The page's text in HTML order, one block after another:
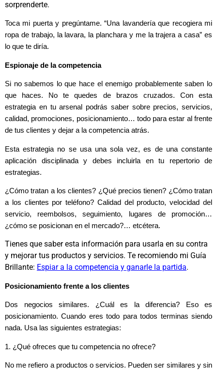
sorprenderte.
Toca mi puerta y pregúntame. “Una lavandería que recogiera mi
ropa de trabajo, la lavara, la planchara y me la trajera a casa” es
lo que te diría.
Espionaje de la competencia
Si no sabemos lo que hace el enemigo probablemente saben lo
que haces. No te quedes de brazos cruzados. Con esta
estrategia en tu arsenal podrás saber sobre precios, servicios,
calidad, promociones, posicionamiento… todo para estar al frente
de tus clientes y dejar a la competencia atrás.
Esta estrategia no se usa una sola vez, es de una constante
aplicación disciplinada y debes incluirla en tu repertorio de
estrategias.
¿Cómo tratan a los clientes? ¿Qué precios tienen? ¿Cómo tratan
a los clientes por teléfono? Calidad del producto, velocidad del
servicio, reembolsos, seguimiento, lugares de promoción…
¿cómo se posicionan en el mercado?… etcétera.
Tienes que saber esta información para usarla en su contra
y mejorar tus productos y servicios. Te recomiendo mi Guía
Brillante: Espiar a la competencia y ganarle la partida.
Posicionamiento frente a los clientes
Dos negocios similares. ¿Cuál es la diferencia? Eso es
posicionamiento. Cuando eres todo para todos terminas siendo
nada. Usa las siguientes estrategias:
1. ¿Qué ofreces que tu competencia no ofrece?
No me refiero a productos o servicios. Pueden ser similares y sin